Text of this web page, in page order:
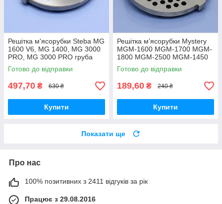
Решітка м'ясорубки Steba MG
1600 V6, MG 1400, MG 3000
PRO, MG 3000 PRO груба
котлетна оригінал нержавійка
Готово до відправки
497,70 ₴ 630 ₴
Купити
Решітка м'ясорубки Mystery
MGM-1600 MGM-1700 MGM-
1800 MGM-2500 MGM-1450
MGM-1550 MGM-1650
паштетна
Готово до відправки
189,60 ₴ 240 ₴
Купити
Показати ще
Про нас
100% позитивних з 2411 відгуків за рік
Працює з 29.08.2016